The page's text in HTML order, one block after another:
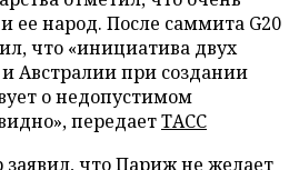
ее народ. После саммита G20
что «инициатива двух
Австралии при создании
о недопустимом
передаетТАСС
что Париж не желает